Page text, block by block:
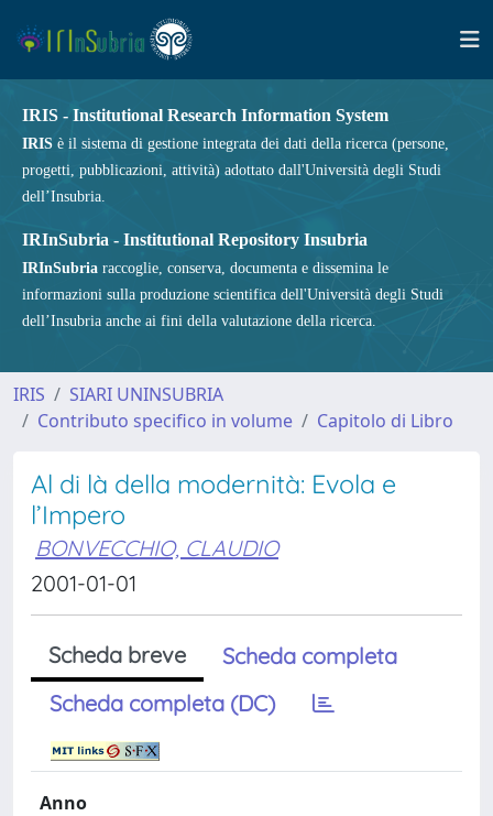
IRIS - Institutional Research Information System
IRIS è il sistema di gestione integrata dei dati della ricerca (persone,
progetti, pubblicazioni, attività) adottato dall'Università degli Studi
dell’Insubria.
IRInSubria - Institutional Repository Insubria
IRInSubria raccoglie, conserva, documenta e dissemina le
informazioni sulla produzione scientifica dell'Università degli Studi
dell’Insubria anche ai fini della valutazione della ricerca.
IRIS
SIARI UNINSUBRIA
Contributo specifico in volume
Capitolo di Libro
Al di là della modernità: Evola e
l’Impero
BONVECCHIO, CLAUDIO
2001-01-01
Scheda breve
Scheda completa
Scheda completa (DC)
Anno